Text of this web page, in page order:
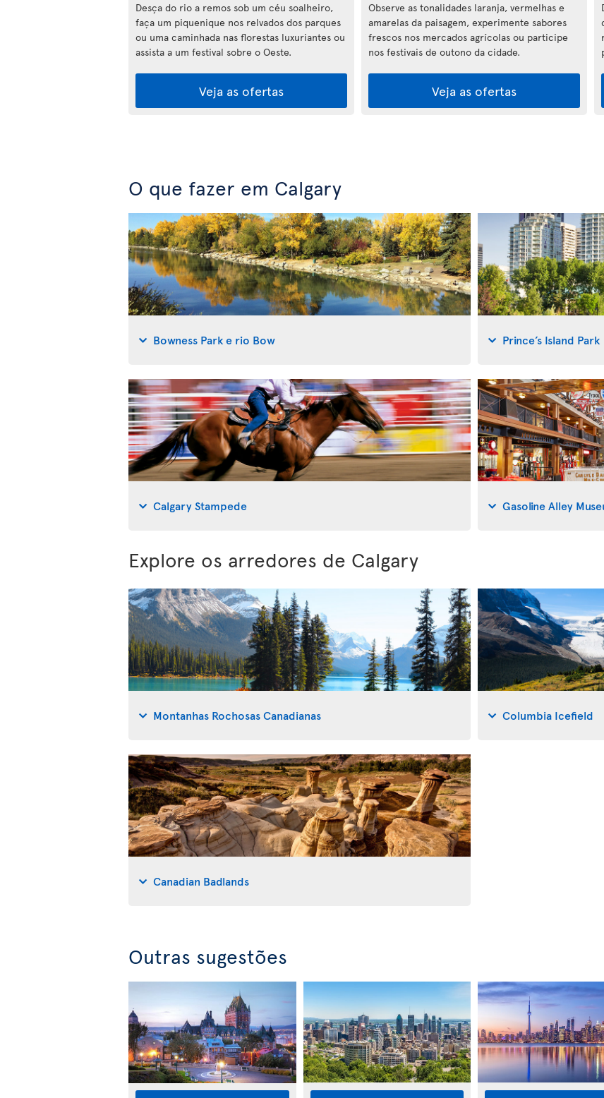
Desça do rio a remos sob um céu soalheiro,
faça um piquenique nos relvados dos parques
ou uma caminhada nas florestas luxuriantes ou
assista a um festival sobre o Oeste.
Veja as ofertas
Observe as tonalidades laranja, vermelhas e
amarelas da paisagem, experimente sabores
frescos nos mercados agrícolas ou participe
nos festivais de outono da cidade.
Veja as ofertas
O que fazer em Calgary
Bowness Park e rio Bow Prince’s Island Park
Calgary Stampede Gasoline Alley
Explore os arredores de Calgary
Montanhas Rochosas Canadianas Columbia Icefield
Canadian Badlands
Outras sugestões